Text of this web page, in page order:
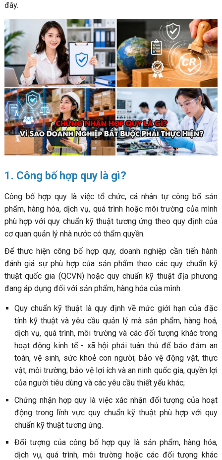
đây.
1. Công bố hợp quy là gì?
Công bố hợp quy là việc tổ chức, cá nhân tự công bố sản
phẩm, hàng hóa, dịch vụ, quá trình hoặc môi trường của mình
phù hợp với quy chuẩn kỹ thuật tương ứng theo quy định của
cơ quan quản lý nhà nước có thẩm quyền.
Để thực hiện công bố hợp quy, doanh nghiệp cần tiến hành
đánh giá sự phù hợp của sản phẩm theo các quy chuẩn kỹ
thuật quốc gia (QCVN) hoặc quy chuẩn kỹ thuật địa phương
đang áp dụng đối với sản phẩm, hàng hóa của mình.
Quy chuẩn kỹ thuật là quy định về mức giới hạn của đặc
tính kỹ thuật và yêu cầu quản lý mà sản phẩm, hàng hoá,
dịch vụ, quá trình, môi trường và các đối tượng khác trong
hoạt động kinh tế - xã hội phải tuân thủ để bảo đảm an
toàn, vệ sinh, sức khoẻ con người; bảo vệ động vật, thực
vật, môi trường; bảo vệ lợi ích và an ninh quốc gia, quyền lợi
của người tiêu dùng và các yêu cầu thiết yếu khác;
Chứng nhận hợp quy là việc xác nhận đối tượng của hoạt
động trong lĩnh vực quy chuẩn kỹ thuật phù hợp với quy
chuẩn kỹ thuật tương ứng.
Đối tượng của công bố hợp quy là sản phẩm, hàng hóa,
dịch vụ, quá trình, môi trường hoặc các đối tượng khác